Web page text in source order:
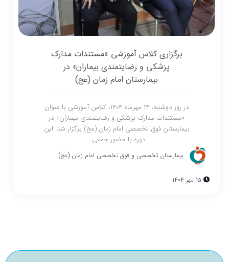
برگزاری کلاس آموزشی «مستندات مدارک
پزشکی و رضایتمندی بیماران» در
بیمارستان امام زمان (عج)
در روز دوشنبه، ۱۴ مهرماه ۱۴۰۴، کلاس آموزشی با عنوان
«مستندات مدارک پزشکی و رضایتمندی بیماران» در
بیمارستان فوق تخصصی امام زمان (عج) برگزار شد. این
دوره با حضور جمعی...
بیمارستان تخصصی و فوق تخصصی امام زمان (عج)
15 مهر 1404